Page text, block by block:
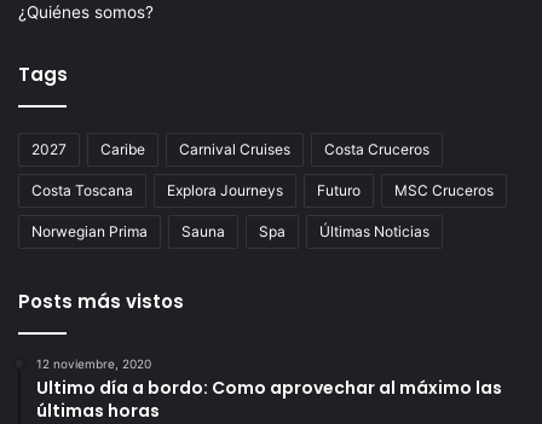
¿Quiénes somos?
Tags
2027 Caribe Carnival Cruises Costa Cruceros
Costa Toscana Explora Journeys Futuro MSC Cruceros
Norwegian Prima Sauna Spa Últimas Noticias
Posts más vistos
12 noviembre, 2020
Ultimo día a bordo: Como aprovechar al máximo las
últimas horas